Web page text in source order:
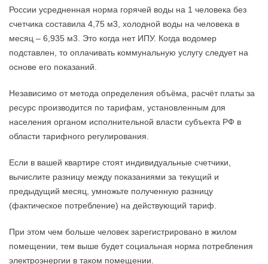
России усредненная норма горячей воды на 1 человека без
счетчика составила 4,75 м3, холодной воды на человека в
месяц – 6,935 м3. Это когда нет ИПУ. Когда водомер
подставлен, то оплачивать коммунальную услугу следует на
основе его показаний.
Независимо от метода определения объёма, расчёт платы за
ресурс производится по тарифам, установленным для
населения органом исполнительной власти субъекта РФ в
области тарифного регулирования.
Если в вашей квартире стоят индивидуальные счетчики,
вычислите разницу между показаниями за текущий и
предыдущий месяц, умножьте полученную разницу
(фактическое потребление) на действующий тариф.
При этом чем больше человек зарегистрировано в жилом
помещении, тем выше будет социальная норма потребления
электроэнергии в таком помещении.